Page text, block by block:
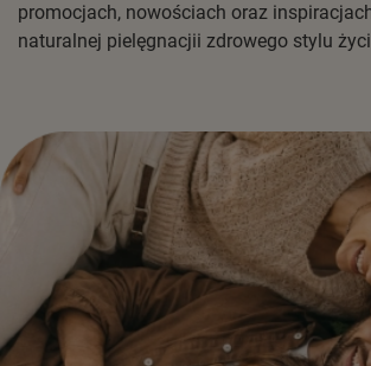
promocjach, nowościach oraz
naturalnej pielęgnacjii zdrowego stylu